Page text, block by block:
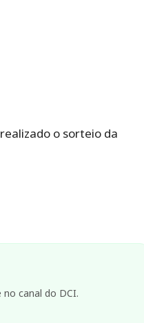
o sorteio da
canal do DCI.